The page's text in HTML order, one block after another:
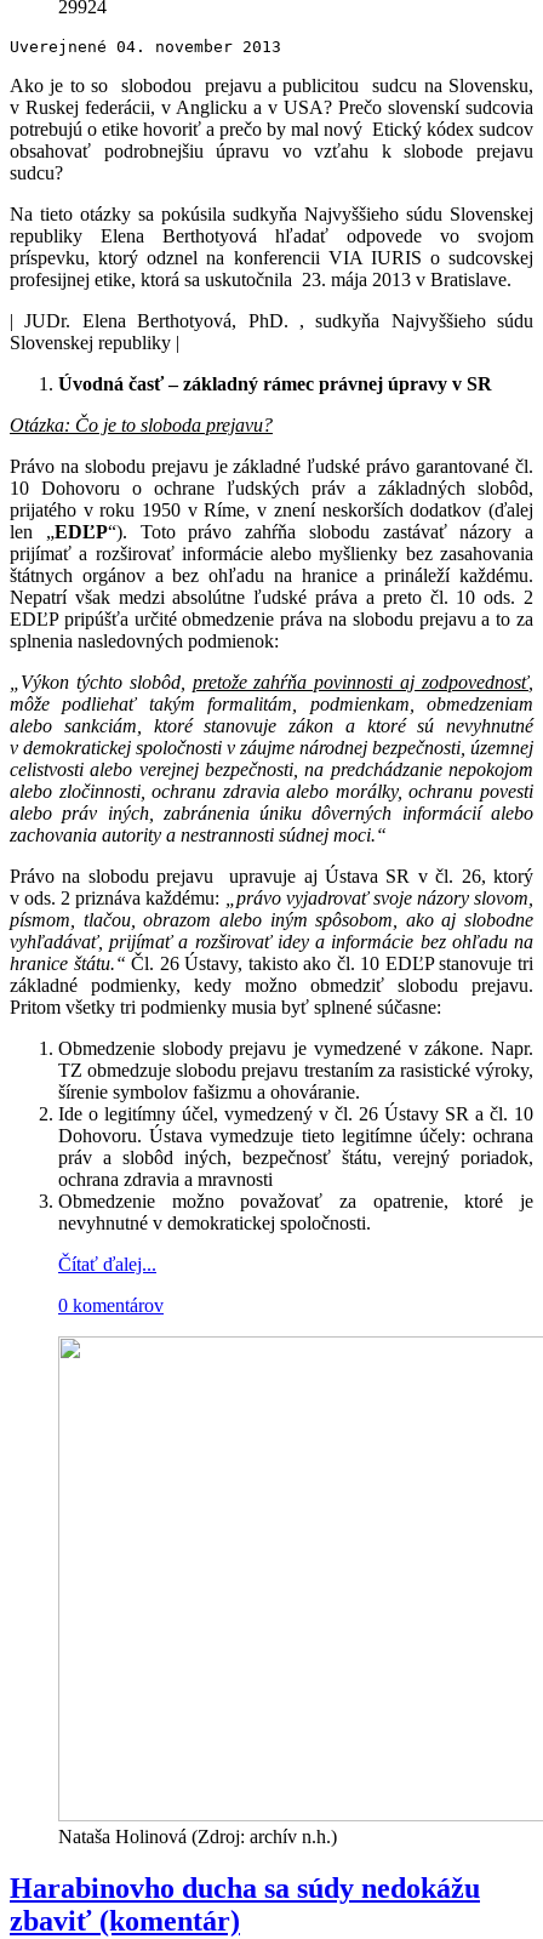
29924
Uverejnené 04. november 2013
Ako je to so slobodou prejavu a publicitou sudcu na Slovensku,
v Ruskej federácii, v Anglicku a v USA? Prečo slovenskí sudcovia
potrebujú o etike hovoriť a prečo by mal nový Etický kódex sudcov
obsahovať podrobnejšiu úpravu vo vzťahu k slobode prejavu
sudcu?
Na tieto otázky sa pokúsila sudkyňa Najvyššieho súdu Slovenskej
republiky Elena Berthotyová hľadať odpovede vo svojom
príspevku, ktorý odznel na konferencii VIA IURIS o sudcovskej
profesijnej etike, ktorá sa uskutočnila 23. mája 2013 v Bratislave.
| JUDr. Elena Berthotyová, PhD. , sudkyňa Najvyššieho súdu
Slovenskej republiky |
Úvodná časť – základný rámec právnej úpravy v SR
Otázka: Čo je to sloboda prejavu?
Právo na slobodu prejavu je základné ľudské právo garantované čl.
10 Dohovoru o ochrane ľudských práv a základných slobôd,
prijatého v roku 1950 v Ríme, v znení neskorších dodatkov (ďalej
len „EDĽP“). Toto právo zahŕňa slobodu zastávať názory a
prijímať a rozširovať informácie alebo myšlienky bez zasahovania
štátnych orgánov a bez ohľadu na hranice a prináleží každému.
Nepatrí však medzi absolútne ľudské práva a preto čl. 10 ods. 2
EDĽP pripúšťa určité obmedzenie práva na slobodu prejavu a to za
splnenia nasledovných podmienok:
„Výkon týchto slobôd, pretože zahŕňa povinnosti aj zodpovednosť,
môže podliehať takým formalitám, podmienkam, obmedzeniam
alebo sankciám, ktoré stanovuje zákon a ktoré sú nevyhnutné
v demokratickej spoločnosti v záujme národnej bezpečnosti, územnej
celistvosti alebo verejnej bezpečnosti, na predchádzanie nepokojom
alebo zločinnosti, ochranu zdravia alebo morálky, ochranu povesti
alebo práv iných, zabránenia úniku dôverných informácií alebo
zachovania autority a nestrannosti súdnej moci.“
Právo na slobodu prejavu upravuje aj Ústava SR v čl. 26, ktorý
v ods. 2 priznáva každému:
„právo vyjadrovať svoje názory slovom,
písmom, tlačou, obrazom alebo iným spôsobom, ako aj slobodne
vyhľadávať, prijímať a rozširovať idey a informácie bez ohľadu na
hranice štátu.“Čl. 26 Ústavy, takisto ako čl. 10 EDĽP stanovuje tri
základné podmienky, kedy možno obmedziť slobodu prejavu.
Pritom všetky tri podmienky musia byť splnené súčasne:
Obmedzenie slobody prejavu je vymedzené v zákone. Napr.
TZ obmedzuje slobodu prejavu trestaním za rasistické výroky,
šírenie symbolov fašizmu a ohováranie.
Ide o legitímny účel, vymedzený v čl. 26 Ústavy SR a čl. 10
Dohovoru. Ústava vymedzuje tieto legitímne účely: ochrana
práv a slobôd iných, bezpečnosť štátu, verejný poriadok,
ochrana zdravia a mravnosti
Obmedzenie možno považovať za opatrenie, ktoré je
nevyhnutné v demokratickej spoločnosti.
Čítať ďalej...
0 komentárov
Nataša Holinová (Zdroj: archív n.h.)
Harabinovho ducha sa súdy nedokážu
zbaviť (komentár)